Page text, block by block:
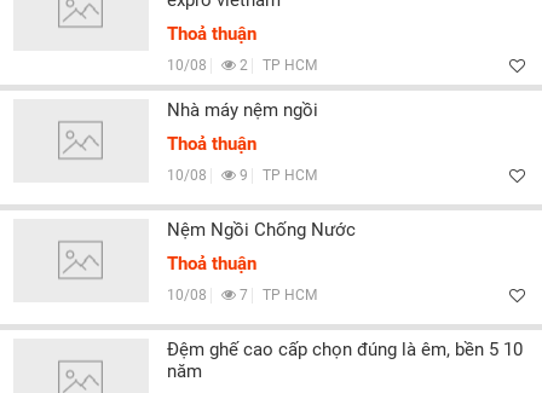
Thoả thuận
10/08 2 TP HCM
Nhà máy nệm ngồi
Thoả thuận
10/08 9 TP HCM
Nệm Ngồi Chống Nước
Thoả thuận
10/08 7 TP HCM
Đệm ghế cao cấp chọn đúng là êm, bền 5 10
năm